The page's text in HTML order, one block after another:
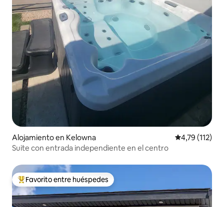
Alojamiento en Kelowna Calificación
4,79 (112)
Suite con entrada independiente en el centro
Favorito entre los huéspedes más destacados
Favorito entre huéspedes